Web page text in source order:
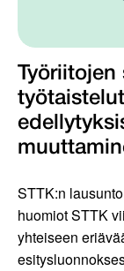
STTK:n
huomiot STTK
yhteiseen